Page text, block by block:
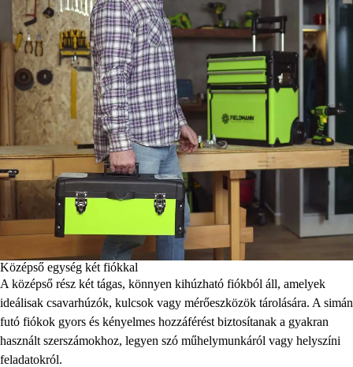
Középső egység két fiókkal
A középső rész két tágas, könnyen kihúzható fiókból áll, amelyek
ideálisak csavarhúzók, kulcsok vagy mérőeszközök tárolására. A simán
futó fiókok gyors és kényelmes hozzáférést biztosítanak a gyakran
használt szerszámokhoz, legyen szó műhelymunkáról vagy helyszíni
feladatokról.